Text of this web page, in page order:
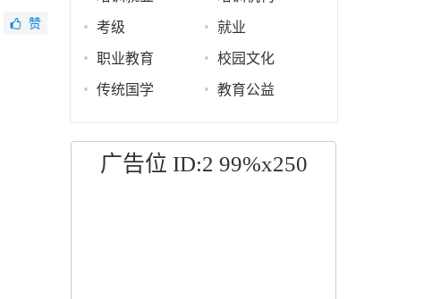
赞 考级 就业
职业教育 校园文化
传统国学 教育公益
广告位 ID:2 99%x250